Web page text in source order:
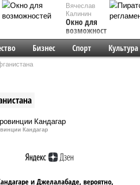
Вячеслав
Калинин
Окно для
возможностей
Бизнес Спорт Культура
Кандагар
и Джелалабаде, вероятно,